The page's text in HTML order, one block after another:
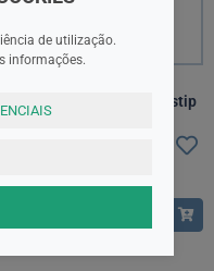
Baby Nariz Entup Constip
de utilização.
informações.